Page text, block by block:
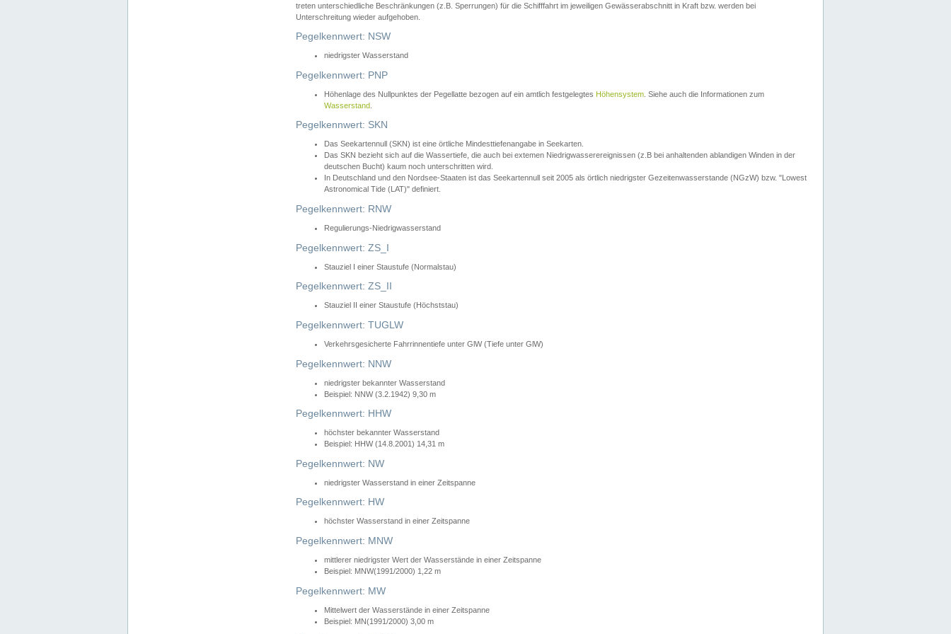
treten unterschiedliche Beschränkungen (z.B. Sperrungen) für die Schifffahrt im jeweiligen Gewässerabschnitt in Kraft bzw. werden bei
Unterschreitung wieder aufgehoben.
Pegelkennwert: NSW
niedrigster Wasserstand
Pegelkennwert: PNP
Höhenlage des Nullpunktes der Pegellatte bezogen auf ein amtlich festgelegtes Höhensystem . Siehe auch die Informationen zum
Wasserstand
Pegelkennwert: SKN
Das Seekartennull (SKN) ist eine örtliche Mindesttiefenangabe in Seekarten.
Das SKN bezieht sich auf die Wassertiefe, die auch bei extemen Niedrigwasserereignissen (z.B bei anhaltenden ablandigen Winden in der
deutschen Bucht) kaum noch unterschritten wird.
In Deutschland und den Nordsee-Staaten ist das Seekartennull seit 2005 als örtlich niedrigster Gezeitenwasserstande (NGzW) bzw. "Lowest
Astronomical Tide (LAT)" definiert.
Pegelkennwert: RNW
Regulierungs-Niedrigwasserstand
Pegelkennwert: ZS_I
Stauziel I einer Staustufe (Normalstau)
Pegelkennwert: ZS_II
Stauziel II einer Staustufe (Höchststau)
Pegelkennwert: TUGLW
Verkehrsgesicherte Fahrrinnentiefe unter GlW (Tiefe unter GlW)
Pegelkennwert: NNW
niedrigster bekannter Wasserstand
Beispiel: NNW (3.2.1942) 9,30 m
Pegelkennwert: HHW
höchster bekannter Wasserstand
Beispiel: HHW (14.8.2001) 14,31 m
Pegelkennwert: NW
niedrigster Wasserstand in einer Zeitspanne
Pegelkennwert: HW
höchster Wasserstand in einer Zeitspanne
Pegelkennwert: MNW
mittlerer niedrigster Wert der Wasserstände in einer Zeitspanne
Beispiel: MNW(1991/2000) 1,22 m
Pegelkennwert: MW
Mittelwert der Wasserstände in einer Zeitspanne
Beispiel: MN(1991/2000) 3,00 m